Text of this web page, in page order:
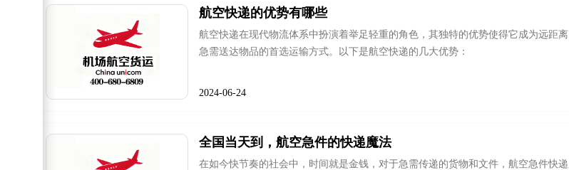
航空快递的优势有哪些
航空快递在现代物流体系中扮演着举足轻重的角色，其独特的优势使得它成为远距离
急需送达物品的首选运输方式。以下是航空快递的几大优势：
2024-06-24
全国当天到，航空急件的快递魔法
在如今快节奏的社会中，时间就是金钱，对于急需传递的货物和文件，航空急件快